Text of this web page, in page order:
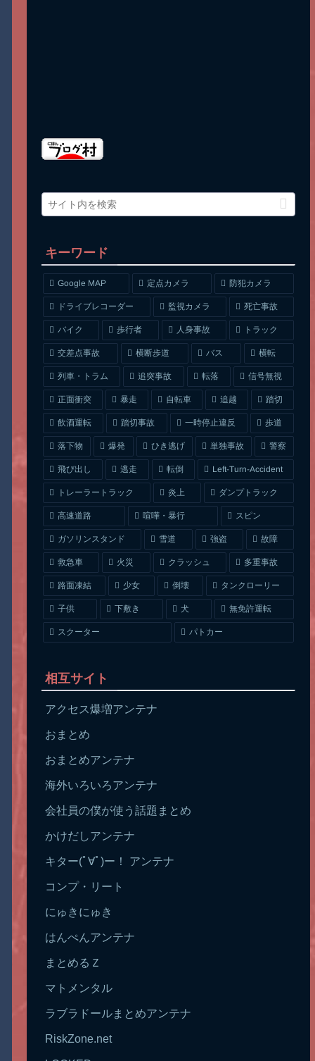
キーワード
Google MAP 定点カメラ 防犯カメラ
ドライブレコーダー 監視カメラ 死亡事故
バイク 歩行者 人身事故 トラック
交差点事故 横断歩道 バス 横転
列車・トラム 追突事故 転落 信号無視
正面衝突 暴走 自転車 追越 踏切
飲酒運転 踏切事故 一時停止違反 歩道
落下物 爆発 ひき逃げ 単独事故 警察
飛び出し 逃走 転倒 Left-Turn-Accident
トレーラートラック 炎上 ダンプトラック
高速道路 喧嘩・暴行 スピン
ガソリンスタンド 雪道 強盗 故障
救急車 火災 クラッシュ 多重事故
路面凍結 少女 倒壊 タンクローリー
子供 下敷き 犬 無免許運転
スクーター パトカー
相互サイト
アクセス爆増アンテナ
おまとめ
おまとめアンテナ
海外いろいろアンテナ
会社員の僕が使う話題まとめ
かけだしアンテナ
キター(ﾟ∀ﾟ)ー！ アンテナ
コンプ・リート
にゅきにゅき
はんぺんアンテナ
まとめるＺ
マトメンタル
ラブラドールまとめアンテナ
RiskZone.net